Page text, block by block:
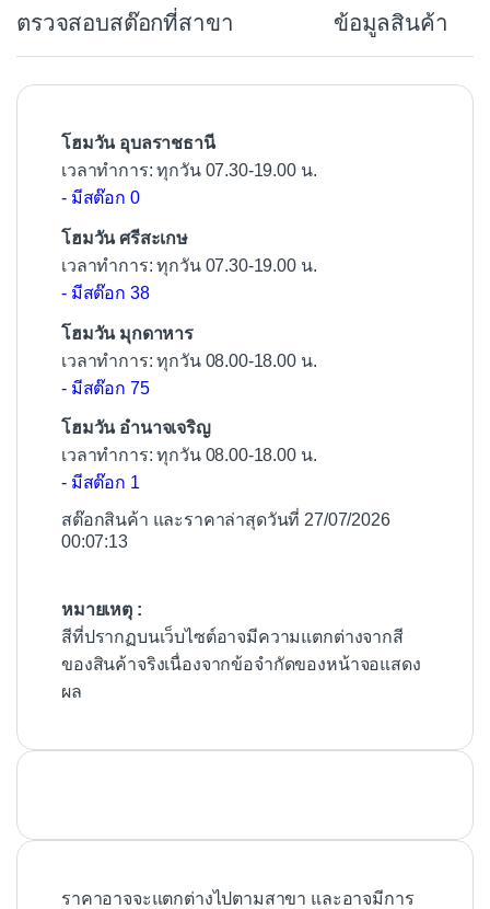
o
o
ตรวจสอบสต๊อกที่สาขา ข้อมูลสินค้า
โฮมวัน อุบลราชธานี
เวลาทำการ: ทุกวัน 07.30-19.00 น.
- มีสต๊อก 0
โฮมวัน ศรีสะเกษ
เวลาทำการ: ทุกวัน 07.30-19.00 น.
- มีสต๊อก 38
โฮมวัน มุกดาหาร
เวลาทำการ: ทุกวัน 08.00-18.00 น.
- มีสต๊อก 75
โฮมวัน อำนาจเจริญ
เวลาทำการ: ทุกวัน 08.00-18.00 น.
- มีสต๊อก 1
สต๊อกสินค้า และราคาล่าสุดวันที่ 27/07/2026
00:07:13
หมายเหตุ :
สีที่ปรากฏบนเว็บไซต์อาจมีความแตกต่างจากสี
ของสินค้าจริงเนื่องจากข้อจำกัดของหน้าจอแสดง
ผล
ราคาอาจจะแตกต่างไปตามสาขา และอาจมีการ